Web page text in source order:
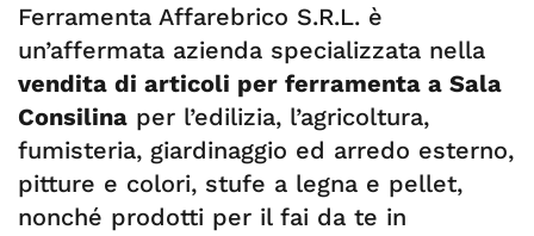
Ferramenta Affarebrico S.R.L. è
un’affermata azienda specializzata nella
vendita di articoli per ferramenta a Sala
Consilina per l’edilizia, l’agricoltura,
fumisteria, giardinaggio ed arredo esterno,
pitture e colori, stufe a legna e pellet,
nonché prodotti per il fai da te in